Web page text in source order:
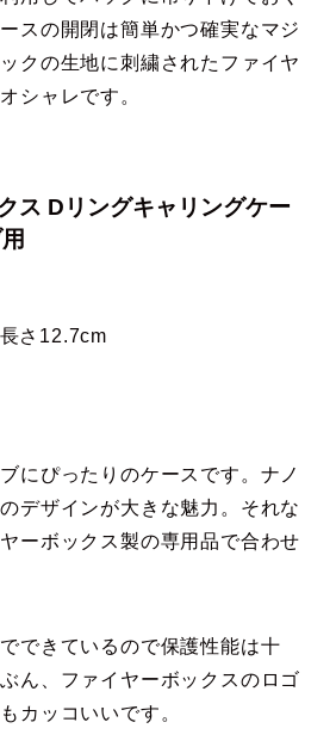
スの開閉は簡単かつ確実なマジ
クの生地に刺繍されたファイヤ
シャレです。
ス Dリングキャリングケー
さ12.7cm
にぴったりのケースです。ナノ
デザインが大きな魅力。それな
ーボックス製の専用品で合わせ
できているので保護性能は十
ん、ファイヤーボックスのロゴ
カッコいいです。